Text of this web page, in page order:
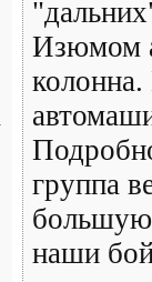
Изюмом
группа
наши